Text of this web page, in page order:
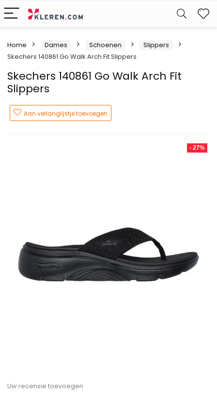
Home Dames Schoenen
Slippers
Skechers 140861 Go Walk Arch Fit Slippers
Skechers 140861 Go Walk Arch Fit
Slippers
Aan verlanglijstje toevoegen
- 27%
Uw recensie toevoegen